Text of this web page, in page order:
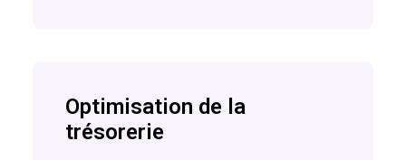
Optimisation de la
trésorerie